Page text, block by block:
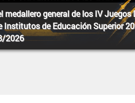
medallero general de los IV
Institutos de Educación Superior
2026